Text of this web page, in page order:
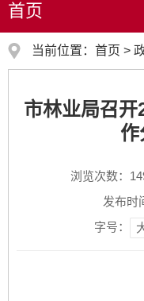
首页
当前位置： 首页 >
市林业局召
作
浏览次数：
发布时
字号：